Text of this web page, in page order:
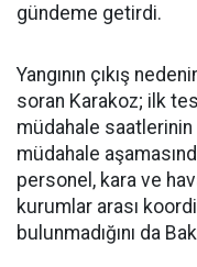
gündeme getirdi.
Yangının çıkış
soran Karakoz; ilk
müdahale saatlerinin
müdahale
personel, kara ve
kurumlar arası
bulunmadığını da